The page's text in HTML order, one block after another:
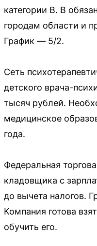
категории B. В
городам области и
График — 5/2.
Сеть
детского врача-
тысяч рублей.
медицинское
года.
Федеральная
кладовщика с
до вычета налогов.
Компания готова
обучить его.